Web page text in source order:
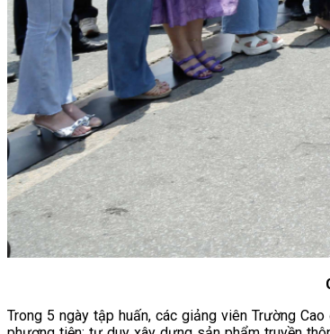
Trong 5 ngày tập huấn, các giảng viên Trường